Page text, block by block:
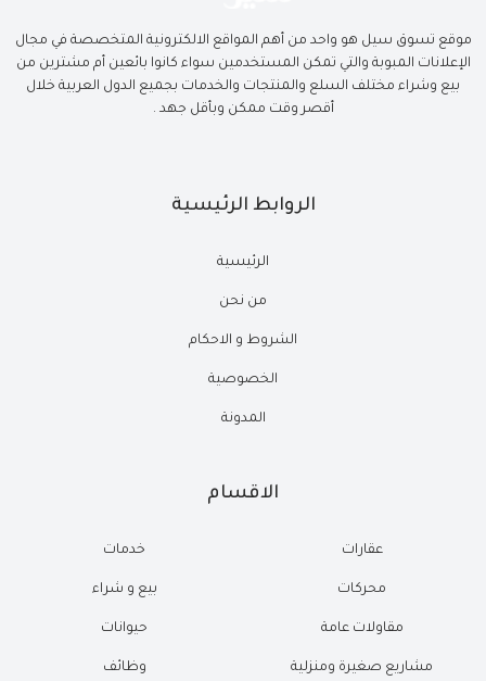
موقع تسوق سيل هو واحد من أهم المواقع الالكترونية المتخصصة في مجال
الإعلانات المبوبة والتي تمكن المستخدمين سواء كانوا بائعين أم مشترين من
بيع وشراء مختلف السلع والمنتجات والخدمات بجميع الدول العربية خلال
أقصر وقت ممكن وبأقل جهد .
الروابط الرئيسية
الرئيسية
من نحن
الشروط و الاحكام
الخصوصية
المدونة
الاقسام
عقارات
محركات
مقاولات عامة
مشاريع صغيرة ومنزلية
خدمات
بيع و شراء
حيوانات
وظائف